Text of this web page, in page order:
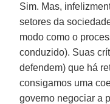
Sim. Mas,
setores da
modo como o
conduzido). Suas
defendem) que há
consigamos uma
governo negociar a